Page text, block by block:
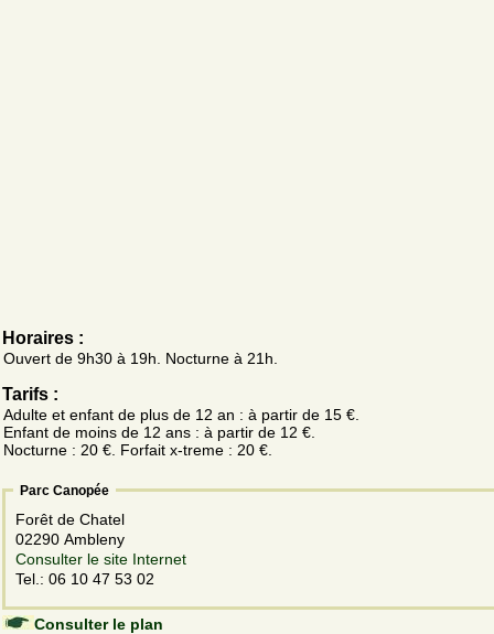
Horaires :
Ouvert de 9h30 à 19h. Nocturne à 21h.
Tarifs :
Adulte et enfant de plus de 12 an : à partir de 15 €.
Enfant de moins de 12 ans : à partir de 12 €.
Nocturne : 20 €. Forfait x-treme : 20 €.
Parc Canopée
Forêt de Chatel
02290 Ambleny
Consulter le site Internet
Tel.: 06 10 47 53 02
Consulter le plan